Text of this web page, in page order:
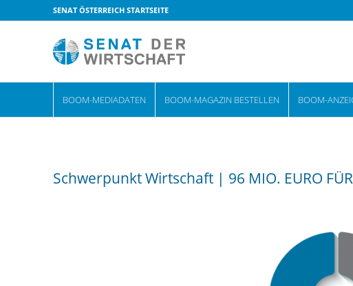
SENAT ÖSTERREICH STARTSEITE
BOOM-MEDIADATEN BOOM-MAGAZIN BESTELLEN BOOM-
Schwerpunkt Wirtschaft | 96 MIO. EURO